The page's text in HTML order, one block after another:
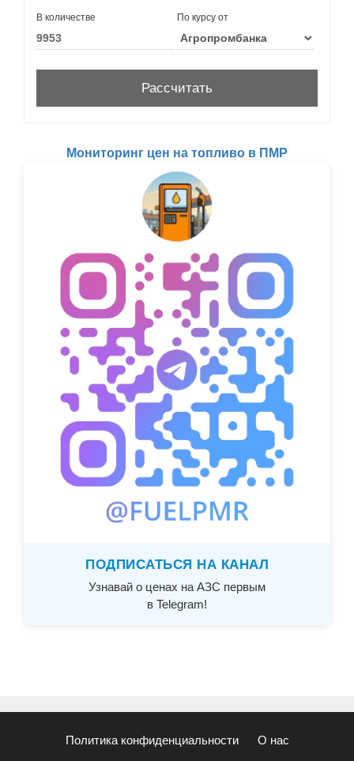
В количестве По курсу от
Мониторинг цен на топливо в ПМР
ПОДПИСАТЬСЯ НА КАНАЛ
Узнавай о ценах на АЗС первым
в Telegram!
Политика конфиденциальности О нас